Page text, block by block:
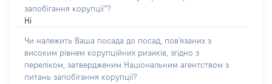
запобігання корупції”?
Ні
Чи належить Ваша посада до посад, пов'язаних з
високим рівнем корупційних ризиків, згідно з
переліком, затвердженим Національним агентством з
питань запобігання корупції?